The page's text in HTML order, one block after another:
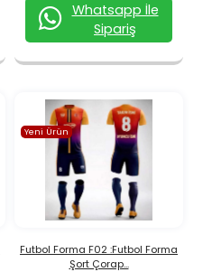
Whatsapp İle
Sipariş
Yeni Ürün
Futbol Forma F02 :Futbol Forma
Şort Çorap...